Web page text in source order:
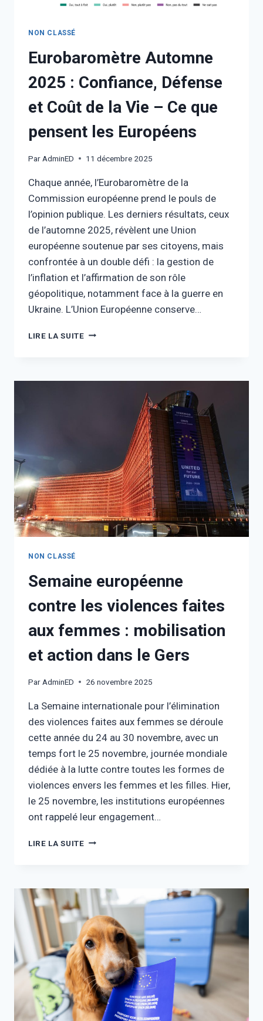
NON CLASSÉ
Eurobaromètre Automne
2025 : Confiance, Défense
et Coût de la Vie – Ce que
pensent les Européens
Par AdminED 11 décembre 2025
Chaque année, l’Eurobaromètre de la
Commission européenne prend le pouls de
l’opinion publique. Les derniers résultats, ceux
de l’automne 2025, révèlent une Union
européenne soutenue par ses citoyens, mais
confrontée à un double défi : la gestion de
l’inflation et l’affirmation de son rôle
géopolitique, notamment face à la guerre en
Ukraine. L’Union Européenne conserve…
LIRE LA SUITE
NON CLASSÉ
Semaine européenne
contre les violences faites
aux femmes : mobilisation
et action dans le Gers
Par AdminED 26 novembre 2025
La Semaine internationale pour l’élimination
des violences faites aux femmes se déroule
cette année du 24 au 30 novembre, avec un
temps fort le 25 novembre, journée mondiale
dédiée à la lutte contre toutes les formes de
violences envers les femmes et les filles. Hier,
le 25 novembre, les institutions européennes
ont rappelé leur engagement…
LIRE LA SUITE